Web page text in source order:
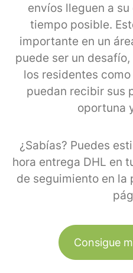
envíos lleguen a
tiempo posible.
importante en un
puede ser un
los residentes
puedan recibir sus
oportuna
¿Sabías? Puedes
hora entrega DHL en
de seguimiento en la
Consigue